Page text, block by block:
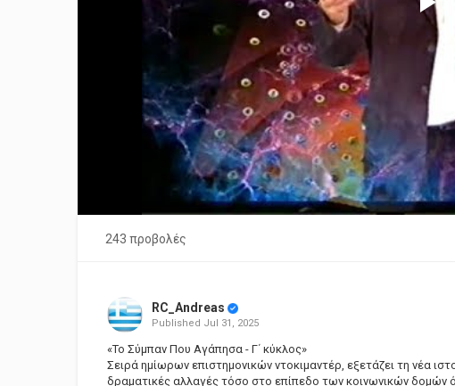
243 προβολές
RC_Andreas
Published Jul 31, 2025
«Το Σύμπαν Που Αγάπησα - Γ΄ κύκλος»
Σειρά ημίωρων επιστημονικών ντοκιμαντέρ, εξετάζει τη νέα
δραματικές αλλαγές τόσο στο επίπεδο των κοινωνικών